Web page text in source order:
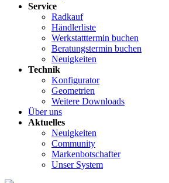
Service
Radkauf
Händlerliste
Werkstatttermin buchen
Beratungstermin buchen
Neuigkeiten
Technik
Konfigurator
Geometrien
Weitere Downloads
Über uns
Aktuelles
Neuigkeiten
Community
Markenbotschafter
Unser System